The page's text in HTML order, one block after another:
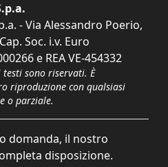
- Via Alessandro Poerio,
Soc. i.v. Euro
e REA VE-454332
sono riservati. È
riproduzione con qualsiasi
o parziale.
domanda, il nostro
disposizione.